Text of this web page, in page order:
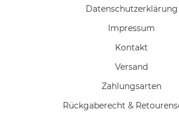
Daten­schutz­erklärung
Impressum
Kontakt
Versand
Zahlungsarten
Rückgaberecht &